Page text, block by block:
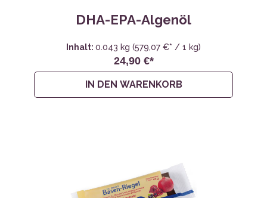
DHA-EPA-Algenöl
Inhalt: 0.043 kg (579,07 €* / 1 kg)
24,90 €*
IN DEN WARENKORB